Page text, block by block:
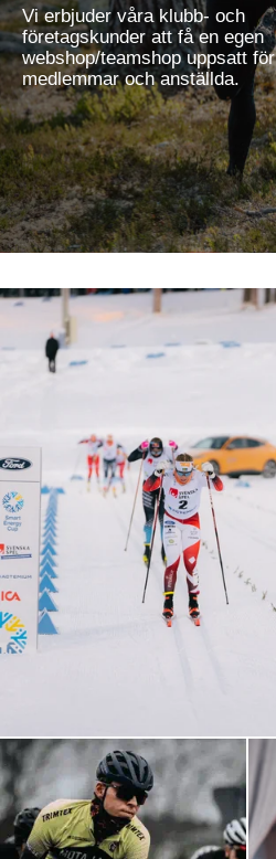
Vi erbjuder våra klubb- och
företagskunder att få en egen
webshop/teamshop uppsatt för
medlemmar och anställda.